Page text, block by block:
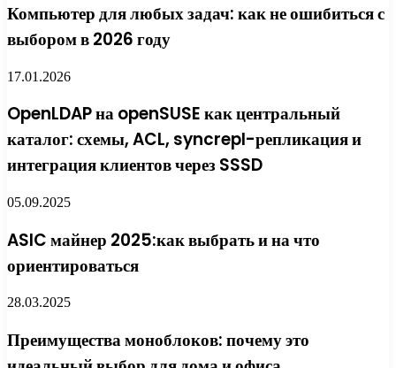
Компьютер для любых задач: как не ошибиться с
выбором в 2026 году
17.01.2026
OpenLDAP на openSUSE как центральный
каталог: схемы, ACL, syncrepl-репликация и
интеграция клиентов через SSSD
05.09.2025
ASIC майнер 2025:как выбрать и на что
ориентироваться
28.03.2025
Преимущества моноблоков: почему это